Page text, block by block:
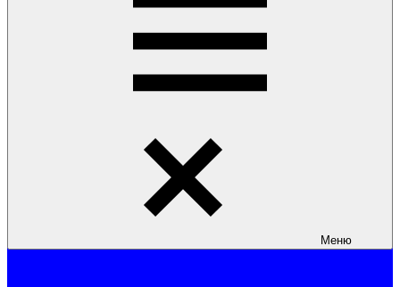
Меню